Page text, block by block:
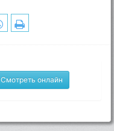
Смотреть онлайн